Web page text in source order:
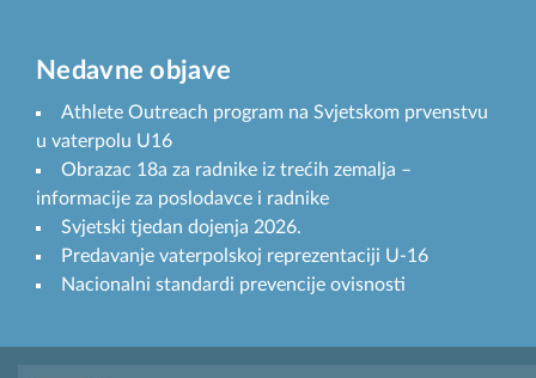
Nedavne objave
Athlete Outreach program na Svjetskom prvenstvu
u vaterpolu U16
Obrazac 18a za radnike iz trećih zemalja –
informacije za poslodavce i radnike
Svjetski tjedan dojenja 2026.
Predavanje vaterpolskoj reprezentaciji U-16
Nacionalni standardi prevencije ovisnosti